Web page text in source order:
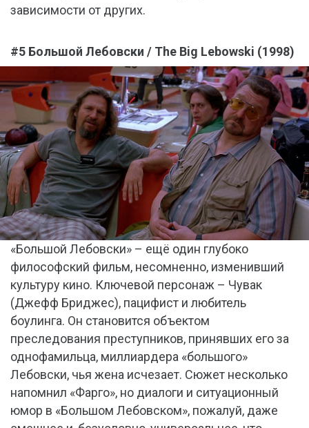
зависимости от других.
#5 Большой Лебовски / The Big Lebowski (1998)
«Большой Лебовски» – ещё один глубоко
философский фильм, несомненно, изменивший
культуру кино. Ключевой персонаж – Чувак
(Джефф Бриджес), пацифист и любитель
боулинга. Он становится объектом
преследования преступников, принявших его за
однофамильца, миллиардера «большого»
Лебовски, чья жена исчезает. Сюжет несколько
напомнил «Фарго», но диалоги и ситуационный
юмор в «Большом Лебовском», пожалуй, даже